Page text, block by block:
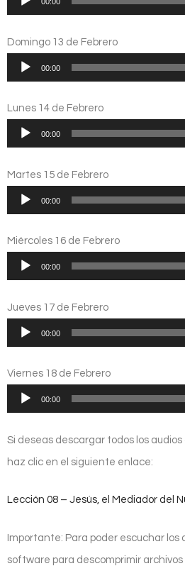
audio
Domingo 13 de Febrero
Reproductor
audio
00:00
Lunes 14 de Febrero
Reproductor
audio
00:00
Martes 15 de Febrero
Reproductor
audio
00:00
Miércoles 16 de Febrero
Reproductor
audio
00:00
Jueves 17 de Febrero
Reproductor
audio
00:00
Viernes 18 de Febrero
Reproductor
audio
00:00
Si deseas descargar todos los
haz clic en el siguiente enlace:
Lección 08 – Jesús, el Mediador del
Importante: Para poder escuchar los
software para descomprimir archivos